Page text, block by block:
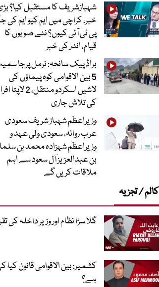
شہبازشریف کا مستقبل کیا؟
خبر، کراچی میں ایم کیو ایم کی
پی ٹی آئی کیوں؟ نئے صوبوں کا
قیام، اندر کی خبر
براڈ پیک سانحہ: نرمل پرجا
5 بین الاقوامی کوہ پیماؤں کی
لاشیں اسکردو منتقل، 2
کی تلاش جاری
وزیراعظم شہباز شریف سعودی
عرب روانہ، سعودی ولی عہد و
وزیراعظم شہزادہ محمد بن
بن عبدالعزیز آل سعود سے اہم
ملاقات کریں گے
کالم / تجزیہ
گلا سڑا نظام اور وزیر داخلہ کی
کشمیر: بین الاقوامی قانون کیا
ہے؟